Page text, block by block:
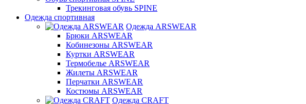
Трекинговая обувь SPINE
Одежда спортивная
Одежда ARSWEAR
Брюки ARSWEAR
Кобинезоны ARSWEAR
Куртки ARSWEAR
Термобелье ARSWEAR
Жилеты ARSWEAR
Перчатки ARSWEAR
Костюмы ARSWEAR
Одежда CRAFT